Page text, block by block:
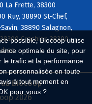
possible, Biocoop utilise
optimale du site, pour
le trafic et la performance
personnalisée en toute
à tout moment en
pour vous ?
La Frette, 38300
Ruy, 38890 St-Chef,
38890 Salagnon,
Crachier, 38300
Biocoop
2026